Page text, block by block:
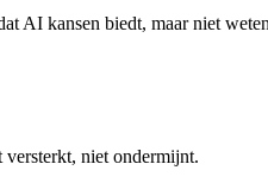
AI kansen biedt, maar niet
versterkt, niet ondermijnt.